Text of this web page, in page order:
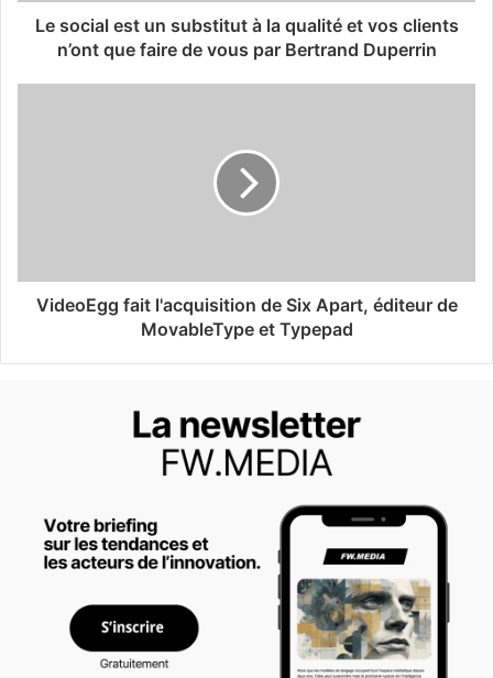
Le social est un substitut à la qualité et vos clients
n’ont que faire de vous par Bertrand Duperrin
VideoEgg fait l'acquisition de Six Apart, éditeur de
MovableType et Typepad